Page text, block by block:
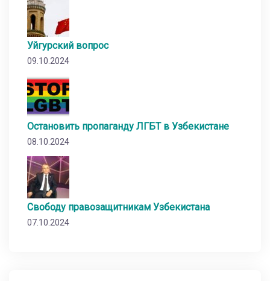
Уйгурский вопрос
09.10.2024
Остановить пропаганду ЛГБТ в Узбекистане
08.10.2024
Свободу правозащитникам Узбекистана
07.10.2024